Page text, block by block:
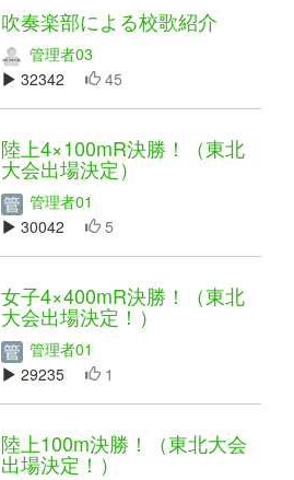
吹奏楽部による校歌紹介
管理者03
32342
45
陸上4×100mR決勝！（東北
大会出場決定）
管理者01
30042
5
女子4×400mR決勝！（東北
大会出場決定！）
管理者01
29235
1
陸上100m決勝！（東北大会
出場決定！）